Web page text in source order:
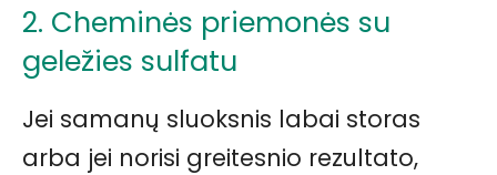
2. Cheminės priemonės su
geležies sulfatu
Jei samanų sluoksnis labai storas
arba jei norisi greitesnio rezultato,